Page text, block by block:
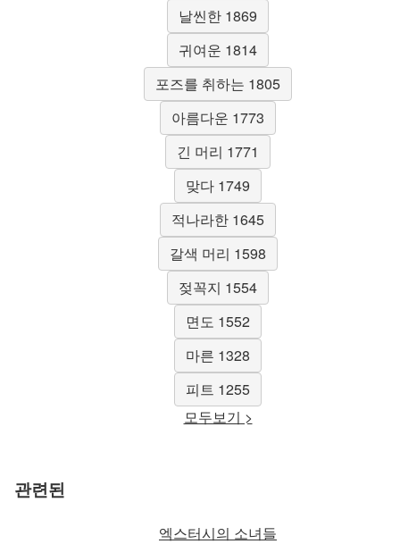
날씬한 1869
귀여운 1814
포즈를 취하는 1805
아름다운 1773
긴 머리 1771
맞다 1749
적나라한 1645
갈색 머리 1598
젖꼭지 1554
면도 1552
마른 1328
피트 1255
모두보기 >
관련된
엑스터시의 소녀들